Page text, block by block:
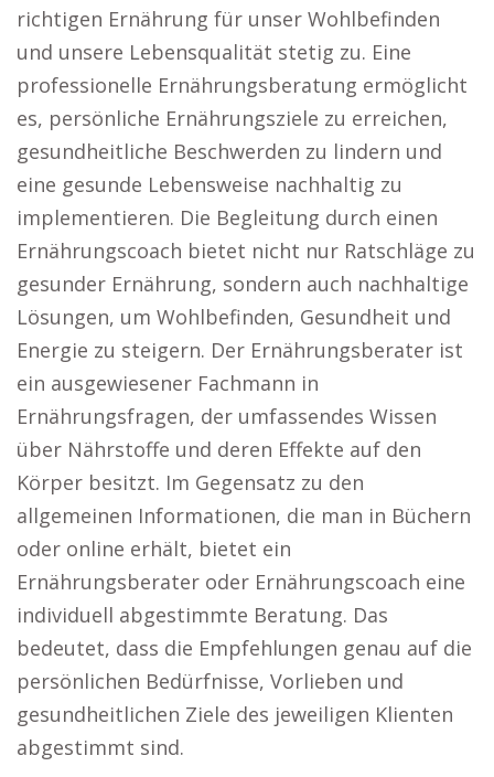
richtigen Ernährung für unser Wohlbefinden
und unsere Lebensqualität stetig zu. Eine
professionelle Ernährungsberatung ermöglicht
es, persönliche Ernährungsziele zu erreichen,
gesundheitliche Beschwerden zu lindern und
eine gesunde Lebensweise nachhaltig zu
implementieren. Die Begleitung durch einen
Ernährungscoach bietet nicht nur Ratschläge zu
gesunder Ernährung, sondern auch nachhaltige
Lösungen, um Wohlbefinden, Gesundheit und
Energie zu steigern. Der Ernährungsberater ist
ein ausgewiesener Fachmann in
Ernährungsfragen, der umfassendes Wissen
über Nährstoffe und deren Effekte auf den
Körper besitzt. Im Gegensatz zu den
allgemeinen Informationen, die man in Büchern
oder online erhält, bietet ein
Ernährungsberater oder Ernährungscoach eine
individuell abgestimmte Beratung. Das
bedeutet, dass die Empfehlungen genau auf die
persönlichen Bedürfnisse, Vorlieben und
gesundheitlichen Ziele des jeweiligen Klienten
abgestimmt sind.